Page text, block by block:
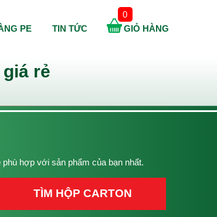
rẻ
phù hợp với sản phẩm của bạn nhất.
TÌM HỘP CARTON
PE TIN TỨC GIỎ HÀNG
0